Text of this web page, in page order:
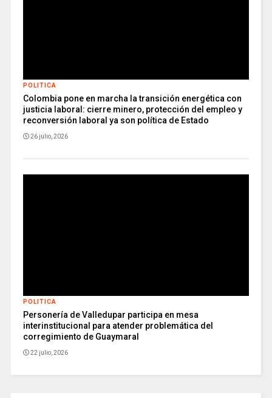
POLITICA
Colombia pone en marcha la transición energética con
justicia laboral: cierre minero, protección del empleo y
reconversión laboral ya son política de Estado
26 julio, 2026
POLITICA
Personería de Valledupar participa en mesa
interinstitucional para atender problemática del
corregimiento de Guaymaral
22 julio, 2026